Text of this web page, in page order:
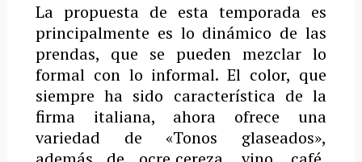
La propuesta de esta temporada es
principalmente es lo dinámico de las
prendas, que se pueden mezclar lo
formal con lo informal. El color, que
siempre ha sido característica de la
firma italiana, ahora ofrece una
variedad de «Tonos glaseados»,